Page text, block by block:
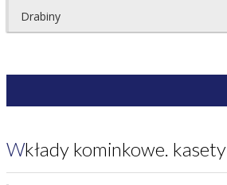
Drabiny
Wkłady kominkowe. kasety